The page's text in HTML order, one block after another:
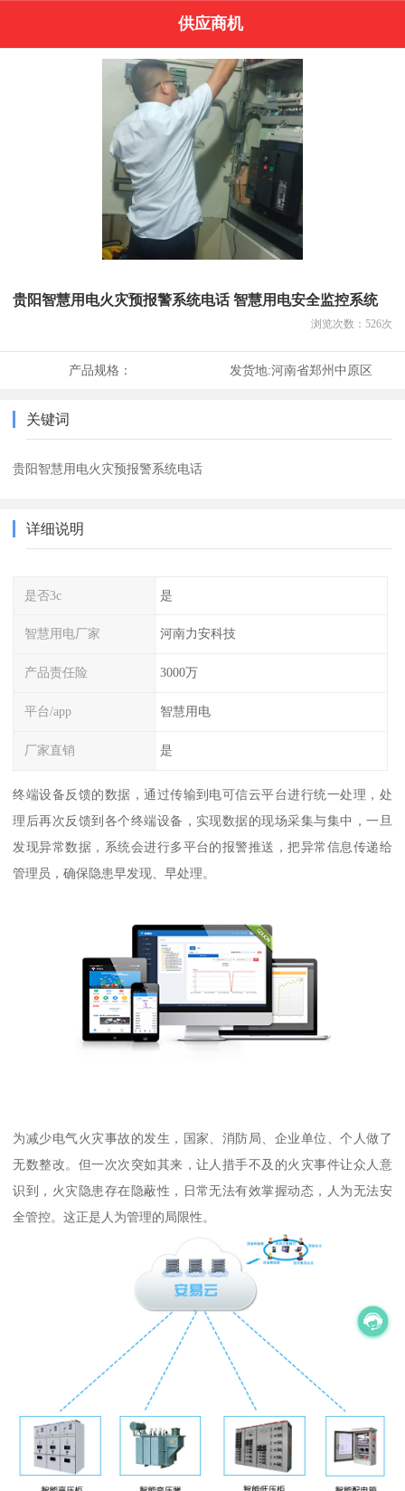
供应商机
贵阳智慧用电火灾预报警系统电话 智慧用电安全监控系统
浏览次数： 526次
产品规格： 发货地:河南省郑州中原区
关键词
贵阳智慧用电火灾预报警系统电话
详细说明
是否3c 是
智慧用电厂家 河南力安科技
产品责任险 3000万
平台/app 智慧用电
厂家直销 是
终端设备反馈的数据，通过传输到电可信云平台进行统一处理，处
理后再次反馈到各个终端设备，实现数据的现场采集与集中，一旦
发现异常数据，系统会进行多平台的报警推送，把异常信息传递给
管理员，确保隐患早发现、早处理。
为减少电气火灾事故的发生，国家、消防局、企业单位、个人做了
无数整改。但一次次突如其来，让人措手不及的火灾事件让众人意
识到，火灾隐患存在隐蔽性，日常无法有效掌握动态，人为无法安
全管控。这正是人为管理的局限性。